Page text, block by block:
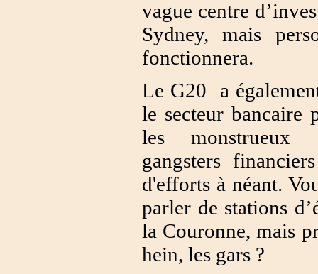
vague centre
Sydney, mais
fonctionnera.
Le G20 a
le secteur bancaire
les monstrueux
gangsters
d'efforts à néant.
parler de stations
la Couronne, mais
hein, les gars ?